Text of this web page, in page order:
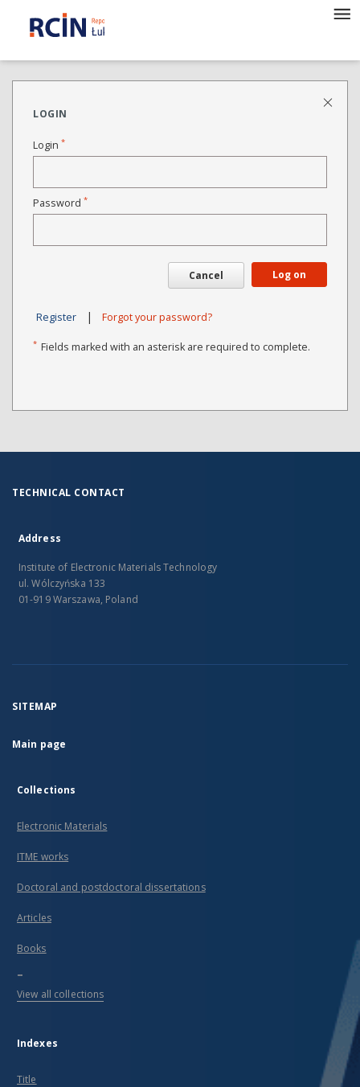
LOGIN
Login *
Password *
Cancel Log on
Register | Forgot your password?
* Fields marked with an asterisk are required to complete.
TECHNICAL CONTACT
Address
Institute of Electronic Materials Technology
ul. Wólczyńska 133
01-919 Warszawa, Poland
SITEMAP
Main page
Collections
Electronic Materials
ITME works
Doctoral and postdoctoral dissertations
Articles
Books
...
View all collections
Indexes
Title